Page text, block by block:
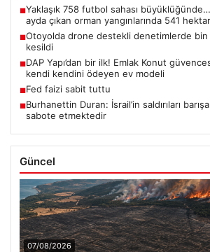
■Yaklaşık 758 futbol sahası
ayda çıkan orman yangınlarında 541
■Otoyolda drone destekli denetimlerde bin
kesildi
■DAP Yapı’dan bir ilk! Emlak Konut
kendi kendini ödeyen ev modeli
■Fed faizi sabit tuttu
■Burhanettin Duran: İsrail’in saldırıları
sabote etmektedir
Güncel
07/08/2026